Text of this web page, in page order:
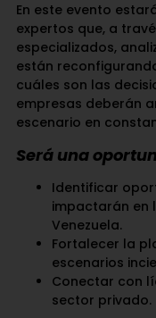
En este evento
expertos que, a
especializados,
están
cuáles son las
empresas deberán
escenario en
Será una
Identificar
impactarán en
Venezuela.
Fortalecer la
escenarios
Conectar con
sector privado.